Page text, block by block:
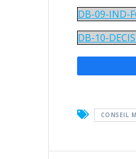
DB-09-IND-
DB-10-
CONSEIL